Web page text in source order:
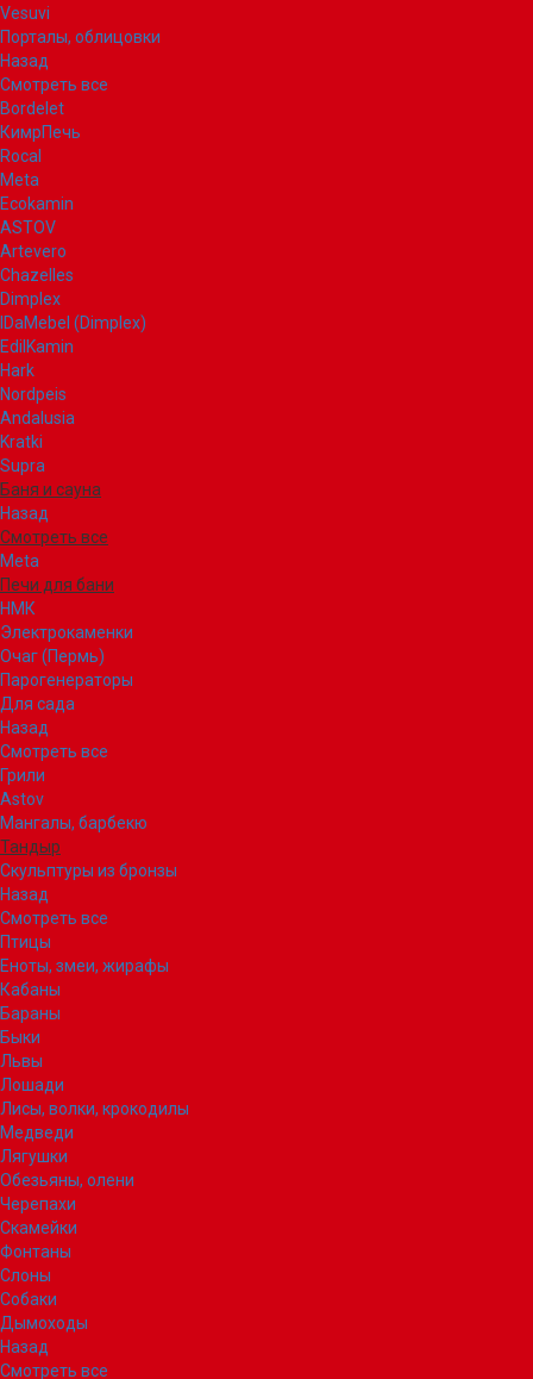
Vesuvi
Порталы, облицовки
Назад
Смотреть все
Bordelet
КимрПечь
Rocal
Meta
Ecokamin
ASTOV
Artevero
Chazelles
Dimplex
IDaMebel (Dimplex)
EdilKamin
Hark
Nordpeis
Andalusia
Kratki
Supra
Баня и сауна
Назад
Смотреть все
Meta
Печи для бани
НМК
Электрокаменки
Очаг (Пермь)
Парогенераторы
Для сада
Назад
Смотреть все
Грили
Astov
Мангалы, барбекю
Тандыр
Скульптуры из бронзы
Назад
Смотреть все
Птицы
Еноты, змеи, жирафы
Кабаны
Бараны
Быки
Львы
Лошади
Лисы, волки, крокодилы
Медведи
Лягушки
Обезьяны, олени
Черепахи
Скамейки
Фонтаны
Слоны
Собаки
Дымоходы
Назад
Смотреть все